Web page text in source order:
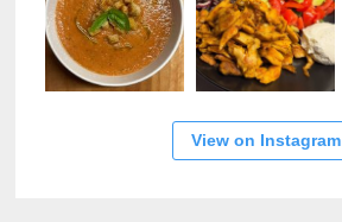
View on Instagram